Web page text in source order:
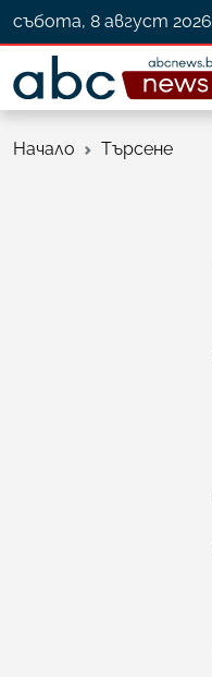
събота, 8 август 2026
Начало Търсене